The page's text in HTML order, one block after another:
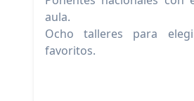
aula.
Ocho talleres para
favoritos.